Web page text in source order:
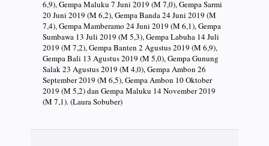
6,9), Gempa Maluku 7 Juni 2019 (M 7,0), Gempa Sarmi
20 Juni 2019 (M 6,2), Gempa Banda 24 Juni 2019 (M
7,4), Gempa Mamberamo 24 Juni 2019 (M 6,1), Gempa
Sumbawa 13 Juli 2019 (M 5,3), Gempa Labuha 14 Juli
2019 (M 7,2), Gempa Banten 2 Agustus 2019 (M 6,9),
Gempa Bali 13 Agustus 2019 (M 5,0), Gempa Gunung
Salak 23 Agustus 2019 (M 4,0), Gempa Ambon 26
September 2019 (M 6,5), Gempa Ambon 10 Oktober
2019 (M 5,2) dan Gempa Maluku 14 November 2019
(M 7,1). (Laura Sobuber)